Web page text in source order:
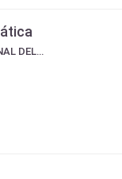
UNICEN - UNIVERSIDAD NACIONAL DEL CENTRO DE LA PROVINCIA DE BUENOS AIRES